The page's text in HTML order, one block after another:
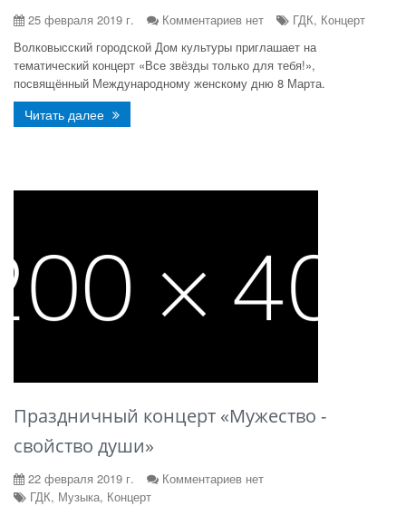
25 февраля 2019 г. Комментариев нет
ГДК, Концерт
Волковысский городской Дом культуры приглашает на
тематический концерт «Все звёзды только для тебя!»,
посвящённый Международному женскому дню 8 Марта.
Читать далее
Праздничный концерт «Мужество -
свойство души»
22 февраля 2019 г.
Комментариев нет
ГДК, Музыка, Концерт